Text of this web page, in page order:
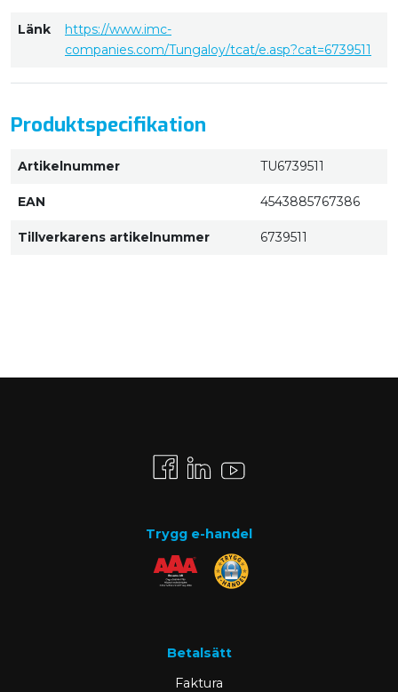
Länk
https://www.imc-
companies.com/Tungaloy/tcat/e.asp?cat=6739511
Produktspecifikation
Artikelnummer TU6739511
EAN 4543885767386
Tillverkarens artikelnummer 6739511
Trygg e-handel
Betalsätt
Faktura